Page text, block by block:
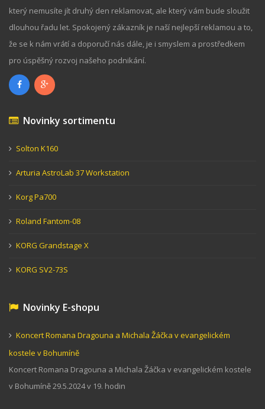
který nemusíte jít druhý den reklamovat, ale který vám bude sloužit
dlouhou řadu let. Spokojený zákazník je naší nejlepší reklamou a to,
že se k nám vrátí a doporučí nás dále, je i smyslem a prostředkem
pro úspěšný rozvoj našeho podnikání.
Novinky sortimentu
Solton K160
Arturia AstroLab 37 Workstation
Korg Pa700
Roland Fantom-08
KORG Grandstage X
KORG SV2-73S
Novinky E-shopu
Koncert Romana Dragouna a Michala Žáčka v evangelickém
kostele v Bohumíně
Koncert Romana Dragouna a Michala Žáčka v evangelickém kostele
v Bohumíně 29.5.2024 v 19. hodin